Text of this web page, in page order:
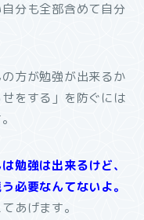
分も全部含めて自分
方が勉強が出来るか
をする」を防ぐには
勉強は出来るけど、
必要なんてないよ。
あげます。